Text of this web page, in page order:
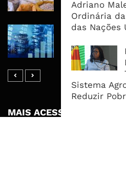
Adriano
Ordinária
das Nações
Sistema
Reduzir
Oferta
Dívida Pública
MAIS ACESSADOS